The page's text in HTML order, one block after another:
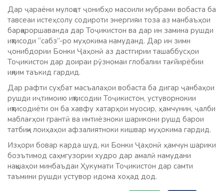
Дар ҷараёни мулоқот ҷонибҳо масоили мубрами вобаста ба
тавсеаи истеҳсолу содироти энергияи тоза аз манбаъҳои
барқароршаванда дар Тоҷикистон ва дар ин замина рушди
иқтисоди “сабз”-ро муҳокима намуданд. Дар ин зимн
ҷонибдории Бонки Ҷаҳонӣ аз дастгирии ташаббусҳои
Тоҷикистон дар доираи рӯзномаи глобалии тағйирёбии
иқлим таъкид гардид.
Дар рафти суҳбат масъалаҳои вобаста ба дигар ҷанбаҳои
рушди иҷтимоию иқтисодии Тоҷикистон, устуворнокии
иқтисодиёти он ба хавфу хатарҳои муосир, ҳамчунин, ҷалби
маблағҳои грантӣ ва имтиёзноки шарикони рушд барои
татбиқи лоиҳаҳои афзалиятноки кишвар муҳокима гардид.
Изҳори бовар карда шуд, ки Бонки Ҷаҳонӣ ҳамчун шарики
боэътимод саҳмгузории худро дар амалӣ намудани
нақшаҳои минбаъдаи Ҳукумати Тоҷикистон дар самти
таъмини рушди устувор идома хоҳад дод.